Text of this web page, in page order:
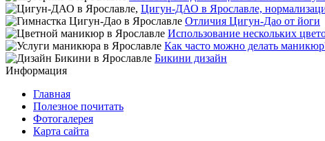
Цигун-ДАО в Ярославле,
Отличия Цигун-Дао от йоги
Использование нескольких
Как часто можно делать
Бикини дизайн
Информация
Главная
Полезное почитать
Фотогалерея
Карта сайта